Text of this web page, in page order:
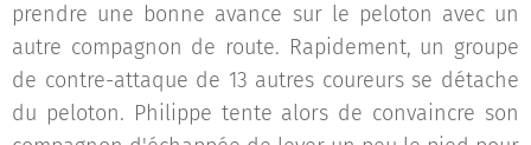
prendre une bonne avance sur le peloton avec un
autre compagnon de route. Rapidement, un groupe
de contre-attaque de 13 autres coureurs se détache
du peloton. Philippe tente alors de convaincre son